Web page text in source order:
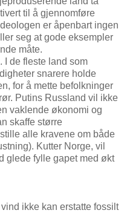
til å gjennomføre
er åpenbart ingen
seg at gode eksempler
måte.
I de fleste land som
snarere holde
for å mette befolkninger
Putins Russland vil ikke
vaklende økonomi og
skaffe større
alle kravene om både
Kutter Norge, vil
glede fylle gapet med økt
ikke kan erstatte fossilt